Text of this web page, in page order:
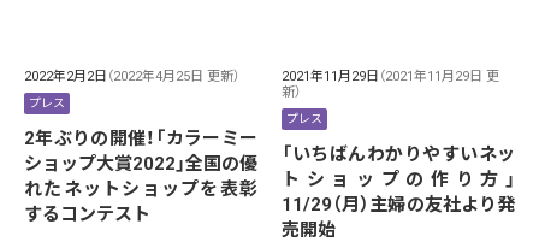
2022年2月2日 （2022年4月25日 更新）
プレス
2年ぶりの開催！「カラーミー
ショップ大賞2022」全国の優
れたネットショップを表彰
するコンテスト
2021年11月29日 （2021年11月29日 更
新）
プレス
「いちばんわかりやすいネッ
トショップの作り方」
11/29（月）主婦の友社より発
売開始